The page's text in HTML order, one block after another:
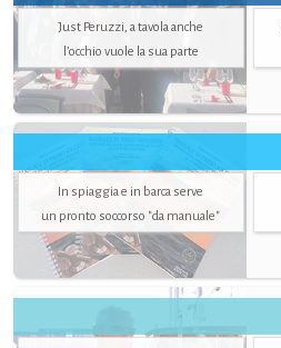
Just Peruzzi, a tavola anche
l’occhio vuole la sua parte
In spiaggia e in barca serve
un pronto soccorso "da manuale"